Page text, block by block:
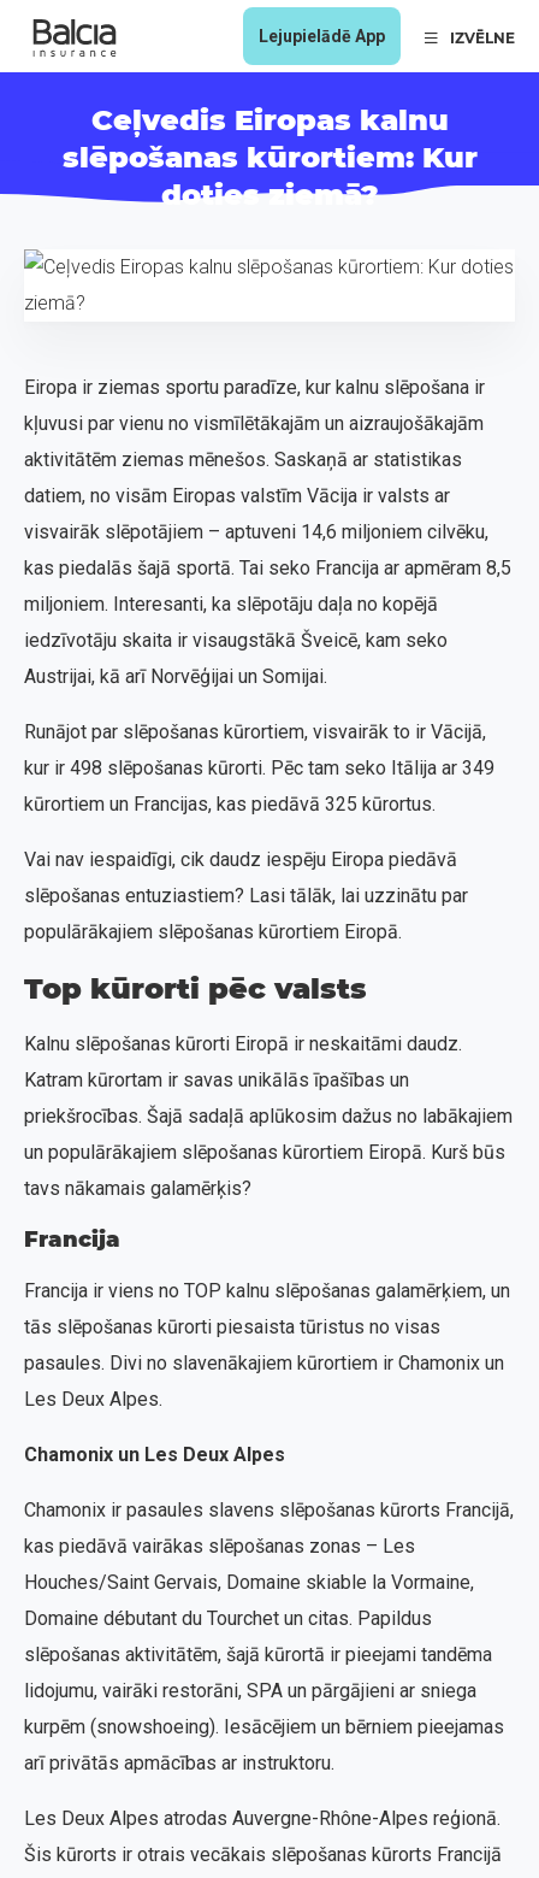
Lejupielādē App IZVĒLNE
Ceļvedis Eiropas kalnu
slēpošanas kūrortiem: Kur
doties ziemā?
Eiropa ir ziemas sportu paradīze, kur kalnu slēpošana ir
kļuvusi par vienu no vismīlētākajām un aizraujošākajām
aktivitātēm ziemas mēnešos. Saskaņā ar statistikas
datiem, no visām Eiropas valstīm Vācija ir valsts ar
visvairāk slēpotājiem – aptuveni 14,6 miljoniem cilvēku,
kas piedalās šajā sportā. Tai seko Francija ar apmēram 8,5
miljoniem. Interesanti, ka slēpotāju daļa no kopējā
iedzīvotāju skaita ir visaugstākā Šveicē, kam seko
Austrijai, kā arī Norvēģijai un Somijai.
Runājot par slēpošanas kūrortiem, visvairāk to ir Vācijā,
kur ir 498 slēpošanas kūrorti. Pēc tam seko Itālija ar 349
kūrortiem un Francijas, kas piedāvā 325 kūrortus.
Vai nav iespaidīgi, cik daudz iespēju Eiropa piedāvā
slēpošanas entuziastiem? Lasi tālāk, lai uzzinātu par
populārākajiem slēpošanas kūrortiem Eiropā.
Top kūrorti pēc valsts
Kalnu slēpošanas kūrorti Eiropā ir neskaitāmi daudz.
Katram kūrortam ir savas unikālās īpašības un
priekšrocības. Šajā sadaļā aplūkosim dažus no labākajiem
un populārākajiem slēpošanas kūrortiem Eiropā. Kurš būs
tavs nākamais galamērķis?
Francija
Francija ir viens no TOP kalnu slēpošanas galamērķiem, un
tās slēpošanas kūrorti piesaista tūristus no visas
pasaules. Divi no slavenākajiem kūrortiem ir Chamonix un
Les Deux Alpes.
Chamonix un Les Deux Alpes
Chamonix ir pasaules slavens slēpošanas kūrorts Francijā,
kas piedāvā vairākas slēpošanas zonas – Les
Houches/Saint Gervais, Domaine skiable la Vormaine,
Domaine débutant du Tourchet un citas. Papildus
slēpošanas aktivitātēm, šajā kūrortā ir pieejami tandēma
lidojumu, vairāki restorāni, SPA un pārgājieni ar sniega
kurpēm (snowshoeing). Iesācējiem un bērniem pieejamas
arī privātās apmācības ar instruktoru.
Les Deux Alpes atrodas Auvergne-Rhône-Alpes reģionā.
Šis kūrorts ir otrais vecākais slēpošanas kūrorts Francijā